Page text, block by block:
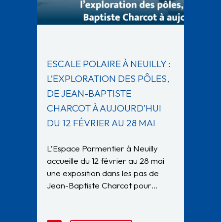
ESCALE POLAIRE À NEUILLY :
L’EXPLORATION DES PÔLES,
DE JEAN-BAPTISTE
CHARCOT À AUJOURD’HUI
DU 12 FÉVRIER AU 28 MAI
L’Espace Parmentier à Neuilly
accueille du 12 février au 28 mai
une exposition dans les pas de
Jean-Baptiste Charcot pour…